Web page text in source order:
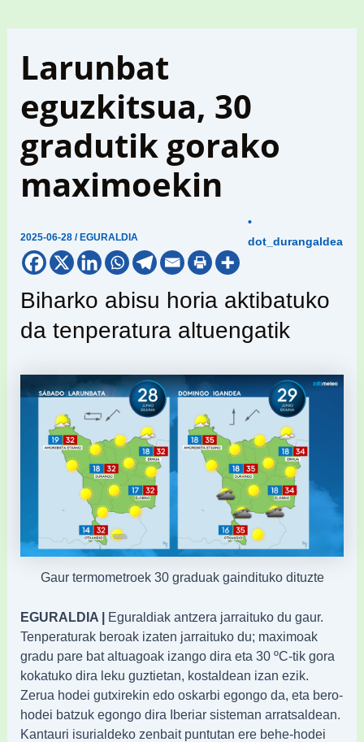
Larunbat
eguzkitsua, 30
gradutik gorako
maximoekin
2025-06-28/ EGURALDIA
•
dot_durangaldea
Biharko abisu horia aktibatuko
da tenperatura altuengatik
Gaur termometroek 30 graduak gaindituko dituzte
EGURALDIA | Eguraldiak antzera jarraituko du gaur.
Tenperaturak beroak izaten jarraituko du; maximoak
gradu pare bat altuagoak izango dira eta 30 ºC-tik gora
kokatuko dira leku guztietan, kostaldean izan ezik.
Zerua hodei gutxirekin edo oskarbi egongo da, eta bero-
hodei batzuk egongo dira Iberiar sisteman arratsaldean.
Kantauri isurialdeko zenbait puntutan ere behe-hodei